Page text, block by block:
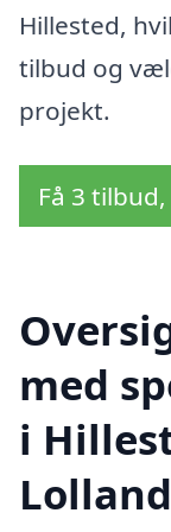
Hillested,
tilbud og
projekt.
Få 3
med
i